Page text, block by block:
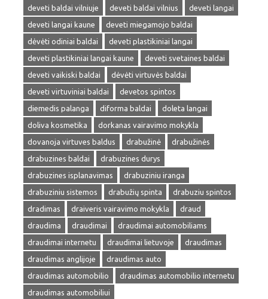
deveti baldai vilniuje deveti baldai vilnius
deveti langai
deveti langai kaune
deveti miegamojo baldai
dėvėti odiniai baldai
deveti plastikiniai langai
deveti plastikiniai langai kaune
deveti svetaines baldai
deveti vaikiski baldai
dėvėti virtuvės baldai
deveti virtuviniai baldai
devetos spintos
diemedis palanga
diforma baldai
doleta langai
doliva kosmetika
dorkanas vairavimo mokykla
dovanoja virtuves baldus
drabužinė
drabužinės
drabuzines baldai
drabuzines durys
drabuzines isplanavimas
drabuziniu iranga
drabuziniu sistemos
drabužių spinta
drabuziu spintos
dradimas
draiveris vairavimo mokykla
draud
draudima
draudimai
draudimai automobiliams
draudimai internetu
draudimai lietuvoje
draudimas
draudimas anglijoje
draudimas auto
draudimas automobilio
draudimas automobilio internetu
draudimas automobiliui